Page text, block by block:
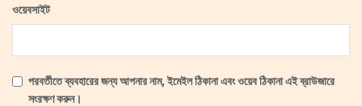
ওয়েবসাইট
পরবর্তীতে ব্যবহারের জন্য আপনার নাম, ইমেইল ঠিকানা এবং ওয়েব ঠিকানা এই ব্রাউজারে
সংরক্ষণ করুন।